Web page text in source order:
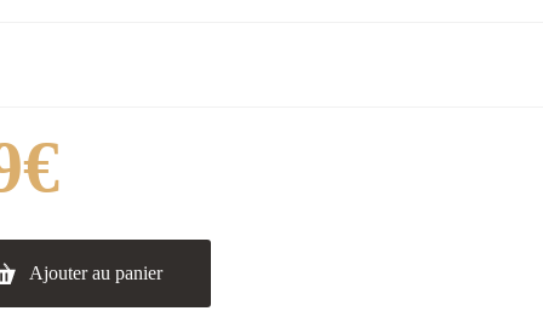
€
Ajouter au panier